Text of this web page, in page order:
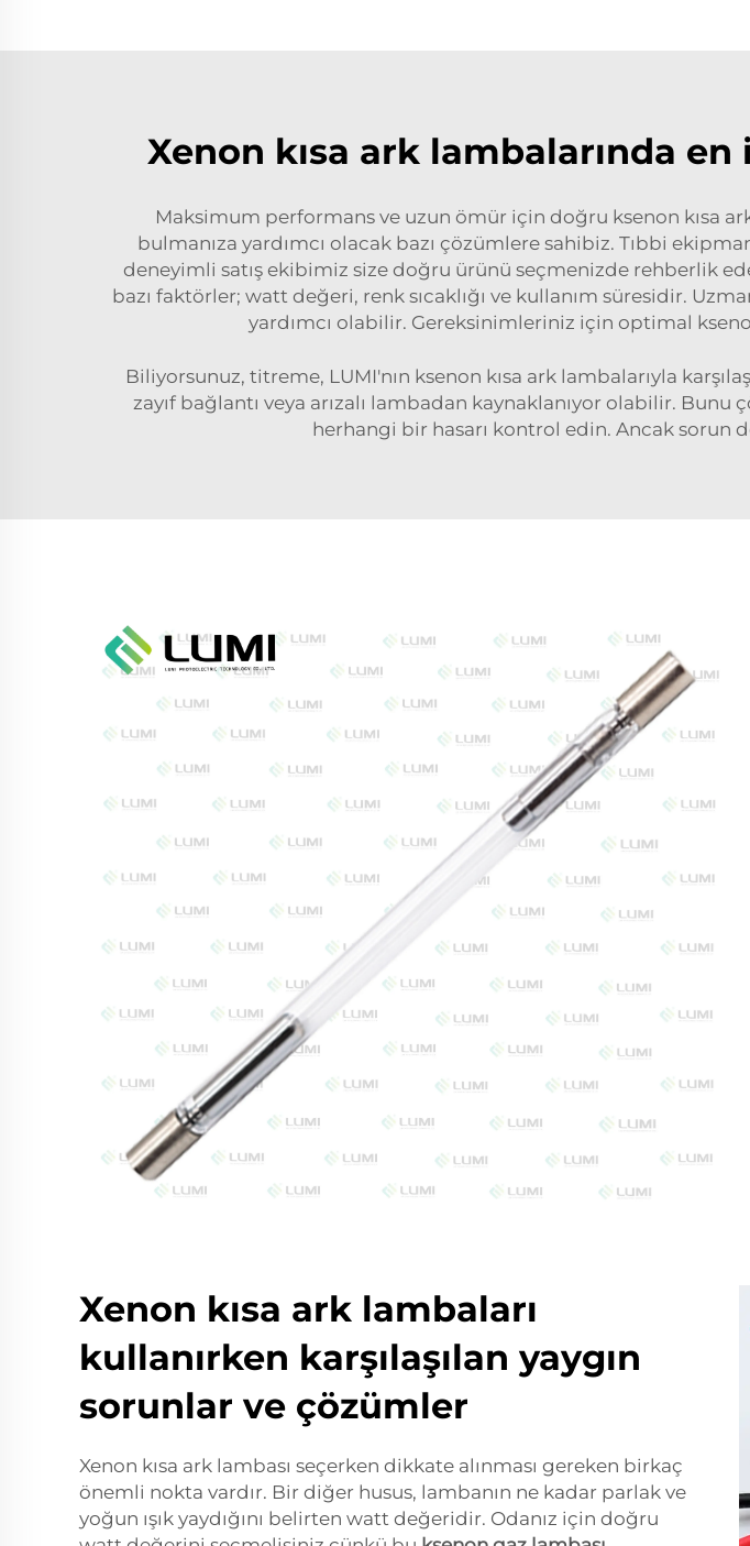
Xenon kısa ark lambalarında
Maksimum performans ve uzun ömür için doğru ksenon kısa
bulmanıza yardımcı olacak bazı çözümlere sahibiz. Tıbbi
deneyimli satış ekibimiz size doğru ürünü seçmenizde rehberlik
bazı faktörler; watt değeri, renk sıcaklığı ve kullanım süresidir.
yardımcı olabilir. Gereksinimleriniz için optimal
Biliyorsunuz, titreme, LUMI'nın ksenon kısa ark lambalarıyla
zayıf bağlantı veya arızalı lambadan kaynaklanıyor olabilir.
herhangi bir hasarı kontrol edin. Ancak sorun
Xenon kısa ark lambaları
kullanırken karşılaşılan yaygın
sorunlar ve çözümler
Xenon kısa ark lambası seçerken dikkate alınması gereken birkaç
önemli nokta vardır. Bir diğer husus, lambanın ne kadar parlak ve
yoğun ışık yaydığını belirten watt değeridir. Odanız için doğru